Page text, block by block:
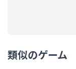
類似のゲーム